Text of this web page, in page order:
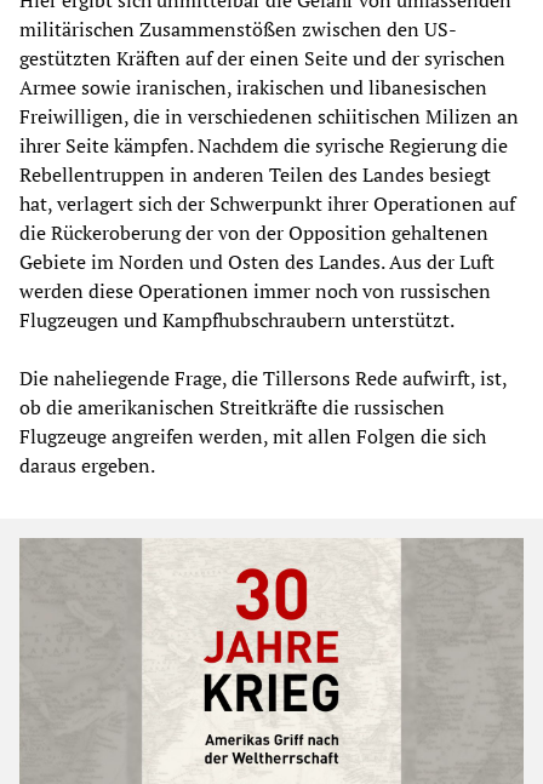
militärischen Zusammenstößen zwischen den US-
gestützten Kräften auf der einen Seite und der syrischen
Armee sowie iranischen, irakischen und libanesischen
Freiwilligen, die in verschiedenen schiitischen Milizen an
ihrer Seite kämpfen. Nachdem die syrische Regierung die
Rebellentruppen in anderen Teilen des Landes besiegt
hat, verlagert sich der Schwerpunkt ihrer Operationen auf
die Rückeroberung der von der Opposition gehaltenen
Gebiete im Norden und Osten des Landes. Aus der Luft
werden diese Operationen immer noch von russischen
Flugzeugen und Kampfhubschraubern unterstützt.
Die naheliegende Frage, die Tillersons Rede aufwirft, ist,
ob die amerikanischen Streitkräfte die russischen
Flugzeuge angreifen werden, mit allen Folgen die sich
daraus ergeben.